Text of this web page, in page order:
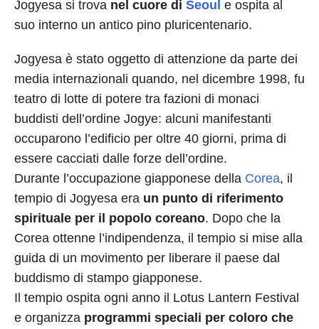
Jogyesa si trova nel cuore di Seoul e ospita al
suo interno un antico pino pluricentenario.
Jogyesa è stato oggetto di attenzione da parte dei
media internazionali quando, nel dicembre 1998, fu
teatro di lotte di potere tra fazioni di monaci
buddisti dell’ordine Jogye: alcuni manifestanti
occuparono l’edificio per oltre 40 giorni, prima di
essere cacciati dalle forze dell’ordine.
Durante l’occupazione giapponese della Corea, il
tempio di Jogyesa era un punto di riferimento
spirituale per il popolo coreano. Dopo che la
Corea ottenne l’indipendenza, il tempio si mise alla
guida di un movimento per liberare il paese dal
buddismo di stampo giapponese.
Il tempio ospita ogni anno il Lotus Lantern Festival
e organizza programmi speciali per coloro che